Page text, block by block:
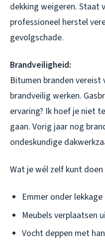
dekking weigeren. Staat
professioneel herstel
gevolgschade.
Brandveiligheid:
Bitumen branden vereist
brandveilig werken.
ervaring? Ik hoef je niet
gaan. Vorig jaar nog
ondeskundige
Wat je wél zelf kunt
Emmer onder
Meubels verplaatsen
Vocht deppen met